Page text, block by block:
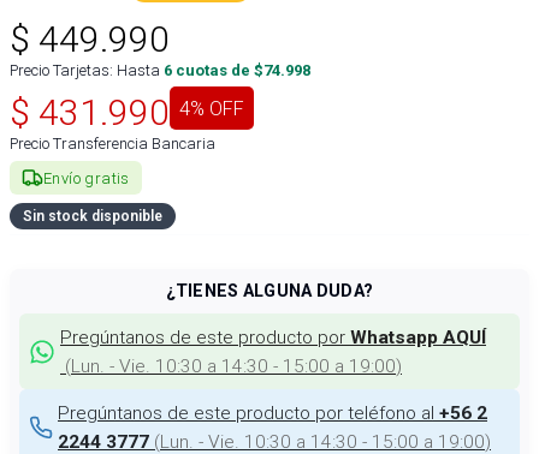
$ 449.990
Precio Tarjetas: Hasta 6 cuotas de $74.998
$ 431.990 4% OFF
Precio Transferencia Bancaria
Envío gratis
Sin stock disponible
¿TIENES ALGUNA DUDA?
Pregúntanos de este producto por Whatsapp AQUÍ
(Lun. - Vie. 10:30 a 14:30 - 15:00 a 19:00)
Pregúntanos de este producto por teléfono al +56 2
2244 3777 (Lun. - Vie. 10:30 a 14:30 - 15:00 a 19:00)